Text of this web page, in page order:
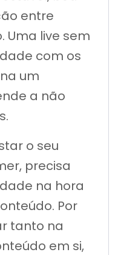
entre
Uma live sem
com os
um
a não
o seu
precisa
na hora
Por
tanto na
em si,